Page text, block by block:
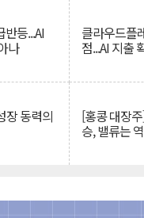
등...AI
나
클라우드플
점...AI 지출
장 동력의 [홍콩 대장
승, 밸류는